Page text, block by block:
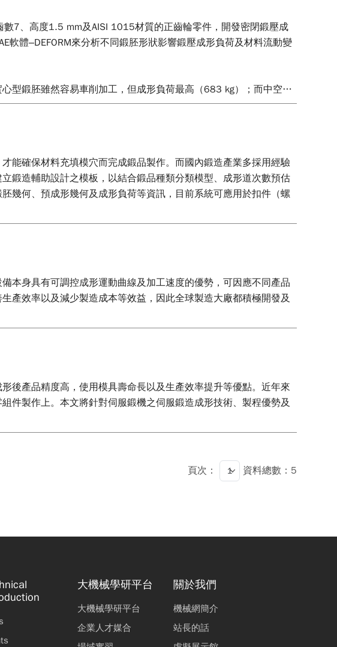
7、高度1.5 mm及AISI 1015材質的正齒輪零件，開發密閉鍛壓成
體–DEFORM來分析不同鍛胚形狀影響鍛壓成形負荷及材料流動變
型鍛胚雖然容易車削加工，但成形負荷最高（683 kg）；而中空型
兩者之間（585 kg），車削加工也能輕易達成。可作為業界開發微
能確保材料充填模穴而完成鍛品製作。而國內鍛造產業多採用經驗
鍛造輔助設計之模板，以結合鍛品種類分類模型、成形道次數預估
幾何、預成形幾何及成形負荷等資訊，目前系統可應用於扣件（螺
本身具有可調控成形運動曲線及加工速度的優勢，可因應不同產品
產效率以及減少製造成本等效益，因此全球製造大廠都積極開發及
後產品精度高，使用模具壽命長以及生產效率提升等優點。近年來
件製作上。本文將針對伺服鍛機之伺服鍛造成形技術、製程優勢及
頁次： 資料總數：5
大機械學研平台
大機械學研平台
企業人才媒合
關於我們
機械網簡介
站長的話